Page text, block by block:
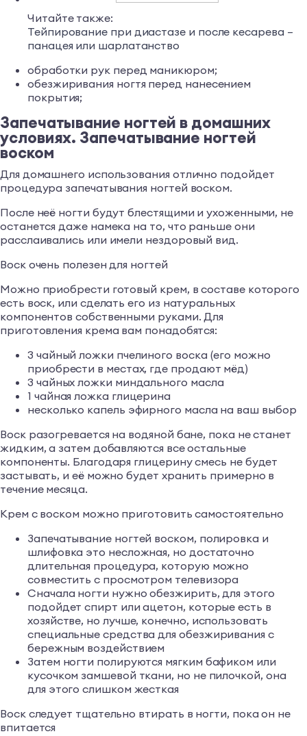
Читайте также:
Тейпирование при диастазе и после кесарева –
панацея или шарлатанство
обработки рук перед маникюром;
обезжиривания ногтя перед нанесением
покрытия;
Запечатывание ногтей в домашних
условиях. Запечатывание ногтей
воском
Для домашнего использования отлично подойдет
процедура запечатывания ногтей воском.
После неё ногти будут блестящими и ухоженными, не
останется даже намека на то, что раньше они
расслаивались или имели нездоровый вид.
Воск очень полезен для ногтей
Можно приобрести готовый крем, в составе которого
есть воск, или сделать его из натуральных
компонентов собственными руками. Для
приготовления крема вам понадобятся:
3 чайный ложки пчелиного воска (его можно
приобрести в местах, где продают мёд)
3 чайных ложки миндального масла
1 чайная ложка глицерина
несколько капель эфирного масла на ваш выбор
Воск разогревается на водяной бане, пока не станет
жидким, а затем добавляются все остальные
компоненты. Благодаря глицерину смесь не будет
застывать, и её можно будет хранить примерно в
течение месяца.
Крем с воском можно приготовить самостоятельно
Запечатывание ногтей воском, полировка и
шлифовка это несложная, но достаточно
длительная процедура, которую можно
совместить с просмотром телевизора
Сначала ногти нужно обезжирить, для этого
подойдет спирт или ацетон, которые есть в
хозяйстве, но лучше, конечно, использовать
специальные средства для обезжиривания с
бережным воздействием
Затем ногти полируются мягким бафиком или
кусочком замшевой ткани, но не пилочкой, она
для этого слишком жесткая
Воск следует тщательно втирать в ногти, пока он не
впитается